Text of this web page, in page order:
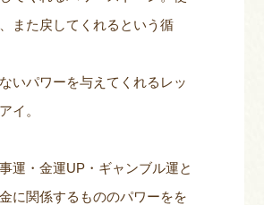
また戻してくれるという循
いパワーを与えてくれるレッ
イ。
運・金運UP・ギャンブル運と
に関係するもののパワーをを